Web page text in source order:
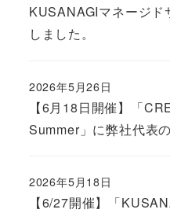
KUSANAGIマネージド
しました。
【6月18日開催】「
Summer」に弊社代表
Published
2026年5月26日
【6/27開催】「
Published
2026年5月18日